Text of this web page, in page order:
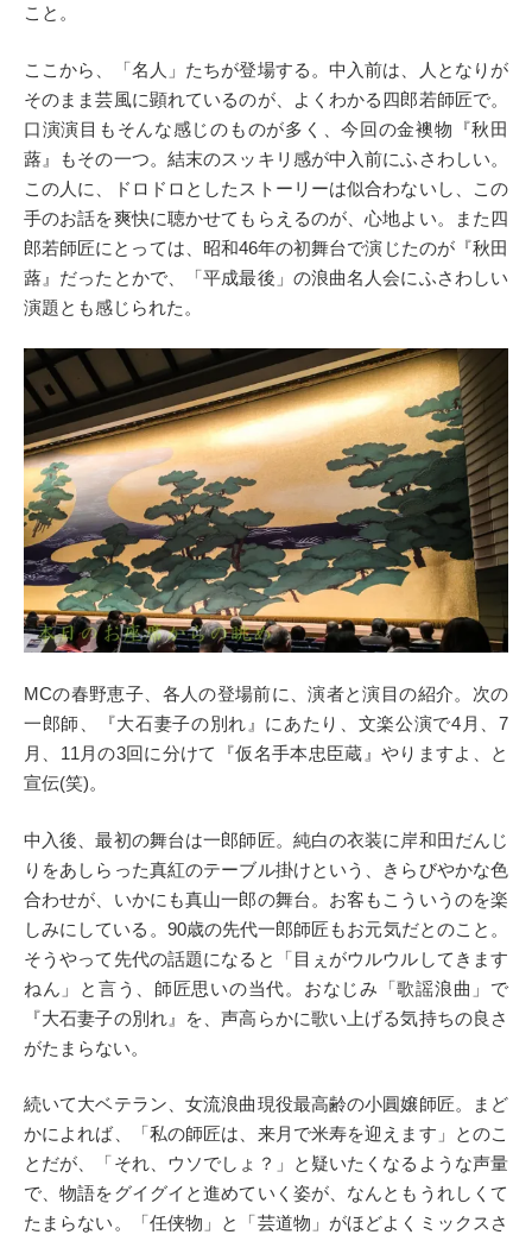
こと。
ここから、「名人」たちが登場する。中入前は、人となりが
そのまま芸風に顕れているのが、よくわかる四郎若師匠で。
口演演目もそんな感じのものが多く、今回の金襖物『秋田
蕗』もその一つ。結末のスッキリ感が中入前にふさわしい。
この人に、ドロドロとしたストーリーは似合わないし、この
手のお話を爽快に聴かせてもらえるのが、心地よい。また四
郎若師匠にとっては、昭和46年の初舞台で演じたのが『秋田
蕗』だったとかで、「平成最後」の浪曲名人会にふさわしい
演題とも感じられた。
MCの春野恵子、各人の登場前に、演者と演目の紹介。次の
一郎師、『大石妻子の別れ』にあたり、文楽公演で4月、7
月、11月の3回に分けて『仮名手本忠臣蔵』やりますよ、と
宣伝(笑)。
中入後、最初の舞台は一郎師匠。純白の衣装に岸和田だんじ
りをあしらった真紅のテーブル掛けという、きらびやかな色
合わせが、いかにも真山一郎の舞台。お客もこういうのを楽
しみにしている。90歳の先代一郎師匠もお元気だとのこと。
そうやって先代の話題になると「目ぇがウルウルしてきます
ねん」と言う、師匠思いの当代。おなじみ「歌謡浪曲」で
『大石妻子の別れ』を、声高らかに歌い上げる気持ちの良さ
がたまらない。
続いて大ベテラン、女流浪曲現役最高齢の小圓嬢師匠。まど
かによれば、「私の師匠は、来月で米寿を迎えます」とのこ
とだが、「それ、ウソでしょ？」と疑いたくなるような声量
で、物語をグイグイと進めていく姿が、なんともうれしくて
たまらない。「任侠物」と「芸道物」がほどよくミックスさ